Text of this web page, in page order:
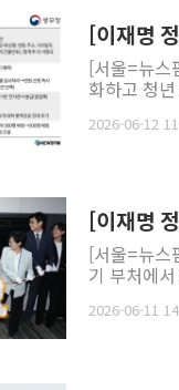
[이재명
[서울=뉴스
화하고 청
2026-06-12
[이재명
[서울=뉴스
기 부처에
2026-06-11